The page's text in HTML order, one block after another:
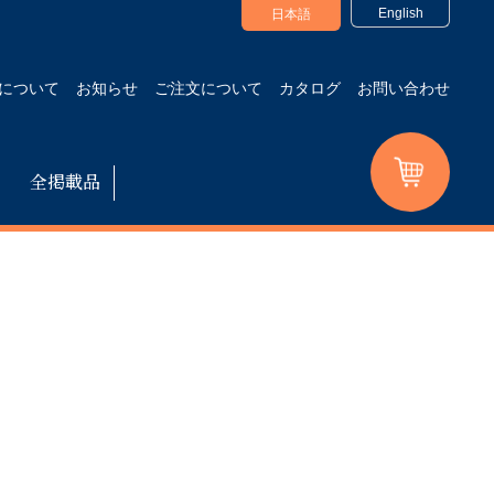
日本語 English
ついて お知らせ ご注文について カタログ お問い合わせ
全掲載品